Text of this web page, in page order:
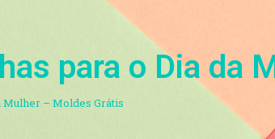
para o Dia da
Mulher – Moldes Grátis